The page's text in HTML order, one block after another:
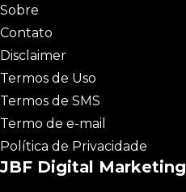
Sobre
Contato
Disclaimer
Termos de Uso
Termos de SMS
Termo de e-mail
Política de Privacidade
JBF Digital Marketing